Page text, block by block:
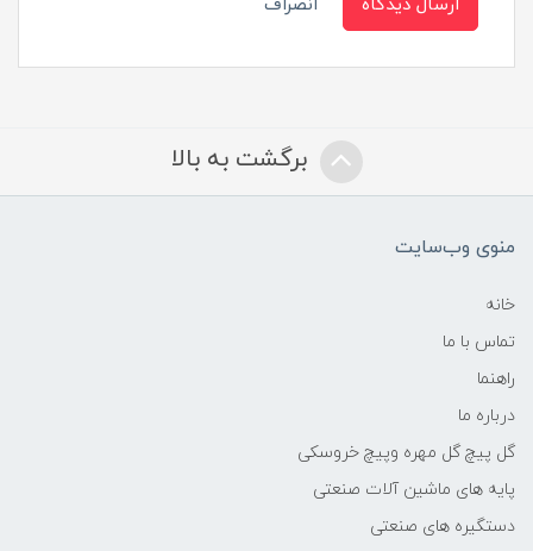
ارسال دیدگاه انصراف
برگشت به بالا
منوی وب‌سایت
خانه
تماس با ما
راهنما
درباره ما
گل پیچ گل مهره وپیچ خروسکی
پایه های ماشین آلات صنعتی
دستگیره های صنعتی